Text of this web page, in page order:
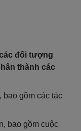
đối tượng
thành các
gồm các tác
bao gồm cuộc